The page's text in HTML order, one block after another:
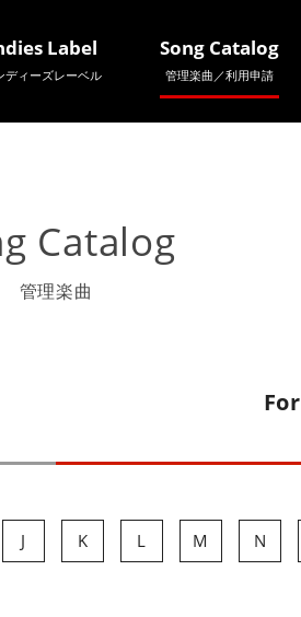
Label
ディーズレーベル
Song Catalog
管理楽曲／利用申請
Catalog
管理楽曲
J K L M N